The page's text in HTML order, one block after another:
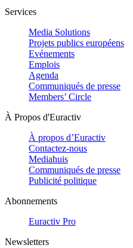
Services
Media Solutions
Projets publics européens
Evénements
Emplois
Agenda
Communiqués de presse
Members’ Circle
À Propos d'Euractiv
À propos d’Euractiv
Contactez-nous
Mediahuis
Communiqués de presse
Publicité politique
Abonnements
Euractiv Pro
Newsletters